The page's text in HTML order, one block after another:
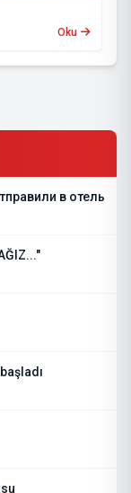
Oku
в отель